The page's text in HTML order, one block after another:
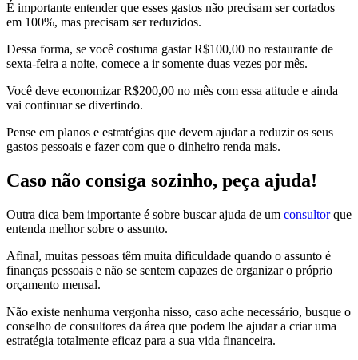
É importante entender que esses gastos não precisam ser cortados
em 100%, mas precisam ser reduzidos.
Dessa forma, se você costuma gastar R$100,00 no restaurante de
sexta-feira a noite, comece a ir somente duas vezes por mês.
Você deve economizar R$200,00 no mês com essa atitude e ainda
vai continuar se divertindo.
Pense em planos e estratégias que devem ajudar a reduzir os seus
gastos pessoais e fazer com que o dinheiro renda mais.
Caso não consiga sozinho, peça ajuda!
Outra dica bem importante é sobre buscar ajuda de um consultorque
entenda melhor sobre o assunto.
Afinal, muitas pessoas têm muita dificuldade quando o assunto é
finanças pessoais e não se sentem capazes de organizar o próprio
orçamento mensal.
Não existe nenhuma vergonha nisso, caso ache necessário, busque o
conselho de consultores da área que podem lhe ajudar a criar uma
estratégia totalmente eficaz para a sua vida financeira.